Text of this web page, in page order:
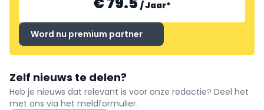
/Jaar*
Word nu premium partner
Zelf nieuws te delen?
Heb je nieuws dat relevant is voor onze redactie? Deel het
met ons via het meldformulier.